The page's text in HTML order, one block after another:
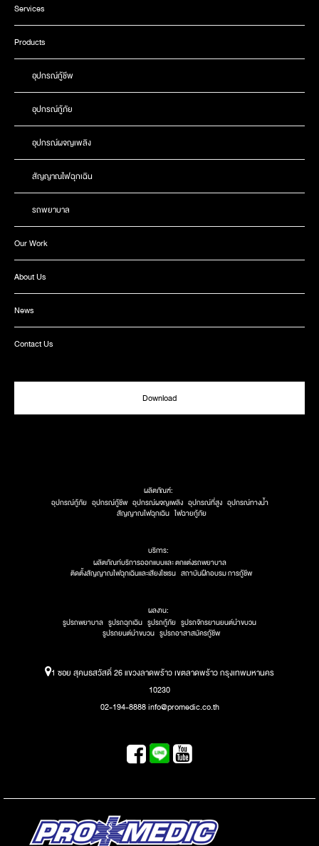
Services
Products
อุปกรณ์กู้ชีพ
อุปกรณ์กู้ภัย
อุปกรณ์ผจญเพลิง
สัญญาณไฟฉุกเฉิน
รถพยาบาล
Our Work
About Us
News
Contact Us
Download
ผลิตภัณฑ์:
อุปกรณ์กู้ภัย อุปกรณ์กู้ชีพ อุปกรณ์ผจญเพลิง อุปกรณ์ที่สูง อุปกรณ์ทางน้ำ
สัญญาณไฟฉุกเฉิน ไฟฉายกู้ภัย
บริการ:
ผลิตภัณท์บริการออกแบบและ ตกแต่งรถพยาบาล
ติดตั้งสัญญาณไฟฉุกเฉินและเสียงไซเรน สถาบันฝึกอบรม การกู้ชีพ
ผลงาน:
รูปรถพยาบาล รูปรถฉุกเฉิน รูปรถกู้ภัย รูปรถจักรยานยนต์นำขบวน
รูปรถยนต์นำขบวน รูปรถอาสาสมัครกู้ชีพ
1 ซอย สุคนธสวัสดิ์ 26 แขวงลาดพร้าว เขตลาดพร้าว กรุงเทพมหานคร
10230
02-194-8888 info@promedic.co.th